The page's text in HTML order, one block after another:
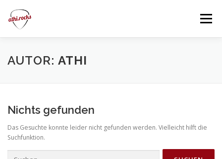
Inhalt
springen
Menü
GIGS BOOKING
AUTOR: ATHI
Nichts gefunden
Das Gesuchte konnte leider nicht gefunden werden. Vielleicht hilft die
Suchfunktion.